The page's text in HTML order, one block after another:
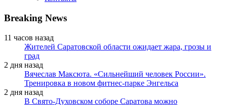
Breaking News
11 часов назад
Жителей Саратовской области ожидает жара, грозы и
град
2 дня назад
Вячеслав Максюта. «Сильнейший человек России».
Тренировка в новом фитнес-парке Энгельса
2 дня назад
В Свято-Духовском соборе Саратова можно